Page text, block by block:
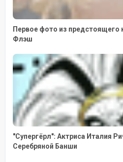
Первое фото из предстоящего
Флэш
"Супергёрл": Актриса Италия
Серебряной Банши